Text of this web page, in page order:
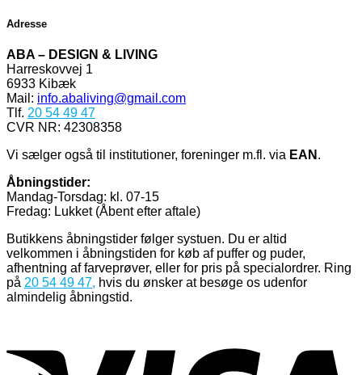
Adresse
ABA – DESIGN & LIVING
Harreskovvej 1
6933 Kibæk
Mail: info.abaliving@gmail.com
Tlf. 20 54 49 47
CVR NR: 42308358
Vi sælger også til institutioner, foreninger m.fl. via EAN .
Åbningstider:
Mandag-Torsdag: kl. 07-15
Fredag: Lukket (Åbent efter aftale)
Butikkens åbningstider følger systuen. Du er altid
velkommen i åbningstiden for køb af puffer og puder,
afhentning af farveprøver, eller for pris på specialordrer. Ring
på 20 54 49 47, hvis du ønsker at besøge os udenfor
almindelig åbningstid.